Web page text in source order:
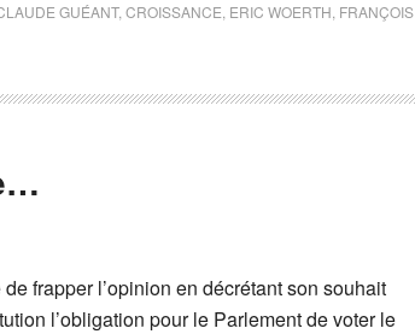
GUÉANT, CROISSANCE ERIC WOERTH FRANÇOIS
frapper l’opinion en décrétant son souhait
l’obligation pour le Parlement de voter le